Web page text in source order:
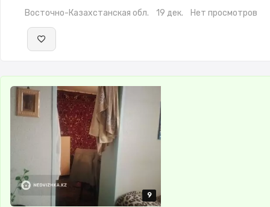
Восточно-Казахстанская обл. 19 дек. Нет просмотров
9
9
9
9
9